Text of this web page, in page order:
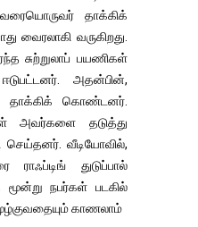
தாக்கிக்
வைரலாகி வருகிறது.
சுற்றுலாப் பயணிகள்
அதன்பின்,
தாக்கிக் கொண்டனர்.
அவர்களை தடுத்து
செய்தனர். வீடியோவில்,
துடுப்பால்
மூன்று நபர்கள் படகில்
மூழ்குவதையும் காணலாம்